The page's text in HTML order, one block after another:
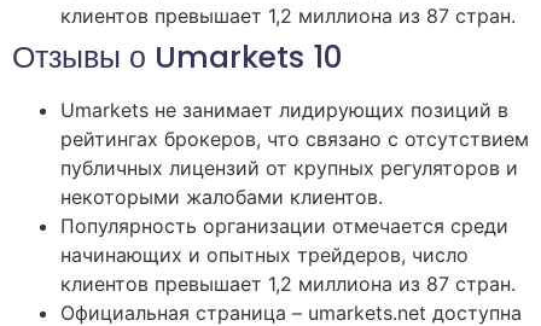
клиентов превышает 1,2 миллиона из 87 стран.
Отзывы о Umarkets 10
Umarkets не занимает лидирующих позиций в
рейтингах брокеров, что связано с отсутствием
публичных лицензий от крупных регуляторов и
некоторыми жалобами клиентов.
Популярность организации отмечается среди
начинающих и опытных трейдеров, число
клиентов превышает 1,2 миллиона из 87 стран.
Официальная страница – umarkets.net доступна